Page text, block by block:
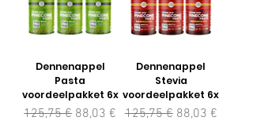
Dennenappel
Pasta
voordeelpakket 6x
Vanlig pris
125,75 € Salgspris
88,03 €
Dennenappel
Stevia
voordeelpakket 6x
Vanlig pris
125,75 € Salgspris
88,03 €